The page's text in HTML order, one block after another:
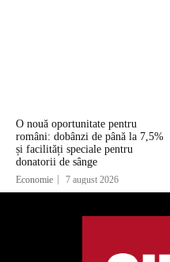
O nouă oportunitate pentru
români: dobânzi de până la 7,5%
și facilități speciale pentru
donatorii de sânge
Economie 7 august 2026